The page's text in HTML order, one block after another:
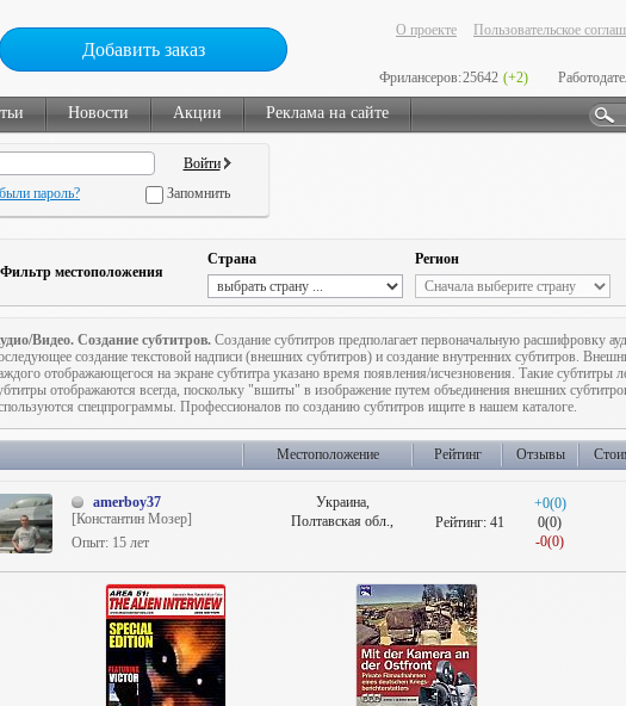
Добавить заказ
О проекте Пользовательское
Фрилансеров:25642 (+2)
Новости Акции Реклама на сайте
пароль? Запомнить
Фильтр местоположения
Страна Регион
Видео. Создание субтитров. Создание субтитров предполагает первоначальную расшифровку
создание текстовой надписи (внешних субтитров) и создание внутренних субтитров.
отображающегося на экране субтитра указано время появления/исчезновения. Такие субтитры
отображаются всегда, поскольку "вшиты" в изображение путем объединения внешних
спецпрограммы. Профессионалов по созданию субтитров ищите в нашем каталоге.
Местоположение Рейтинг Отзывы
amerboy37
[Константин Мозер]
Опыт: 15 лет
+0(0)
0(0)
-0(0)
Рейтинг:41
Украина,
Полтавская обл.,